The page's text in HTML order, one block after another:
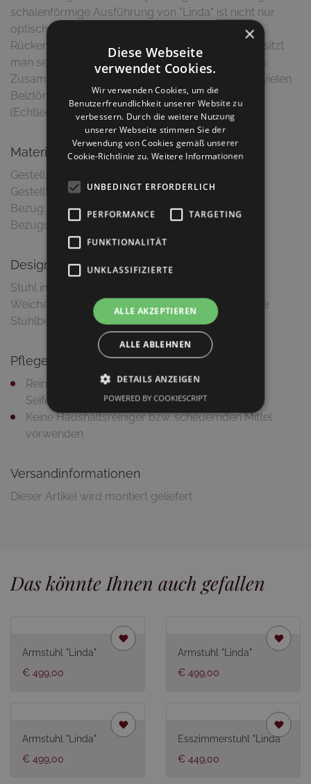
schalenförmige Ausführung von "Linda" ist nicht nur
optisch ein Highlight. Durch die geschwungene
Rückenlehne und die hochwertige Sitzpolsterung sitzt
man sehr bequem. Der perfekte Stuhl für längeres
Zusammensitzen am Esstisch. Dieser Artikel ist in vielen
Beiztönen, Holzarten, sowie Bezugsmaterialien
(Echtleder, Kunstleder, Stoff) erhältlich.
Material & Ausführung
Gestell: Eiche massiv, natur
Gestellfarbe: Eiche natur
Bezug: Stoff
Bezugsfarbe: Sandbeige, Nairobi 04
Design
Stuhl im nordischen Skandi-Look
Weiche Konturen und konisch zusammenlaufende
Stuhlbeine
Pflegetipps
Reinigung mit feuchtem Putztuch und milder
Seifenlauge
Keine Haushaltsreiniger bzw. scheuernden Mittel
verwenden
Versandinformationen
Dieser Artikel wird montiert geliefert
Das könnte Ihnen auch gefallen
Armstuhl "Linda"
€ 499,00
Armstuhl "Linda"
€ 499,00
Armstuhl "Linda"
€ 499,00
Esszimmerstuhl "Linda"
€ 449,00
×
Diese Webseite
verwendet Cookies.
Wir verwenden Cookies, um die
Benutzerfreundlichkeit unserer Website zu
verbessern. Durch die weitere Nutzung
unserer Webseite stimmen Sie der
Verwendung von Cookies gemäß unserer
Cookie-Richtlinie zu.Weitere Informationen
UNBEDINGT ERFORDERLICH
PERFORMANCE TARGETING
FUNKTIONALITÄT
UNKLASSIFIZIERTE
ALLE AKZEPTIEREN
ALLE ABLEHNEN
DETAILS ANZEIGEN
POWERED BY COOKIESCRIPT